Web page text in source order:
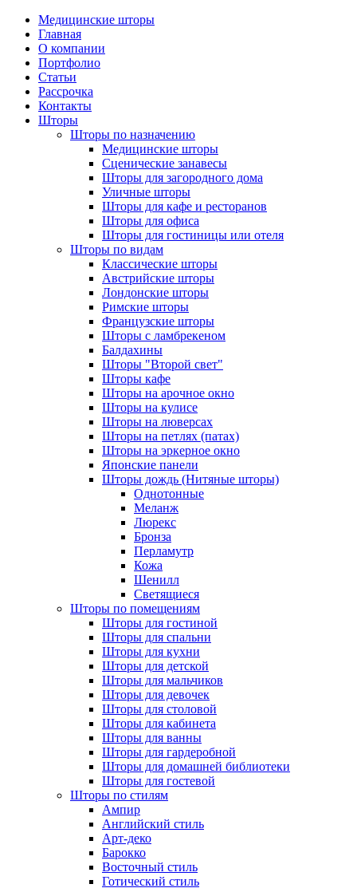
Медицинские шторы
Главная
О компании
Портфолио
Статьи
Рассрочка
Контакты
Шторы
Шторы по назначению
Медицинские шторы
Сценические занавесы
Шторы для загородного дома
Уличные шторы
Шторы для кафе и ресторанов
Шторы для офиса
Шторы для гостиницы или отеля
Шторы по видам
Классические шторы
Австрийские шторы
Лондонские шторы
Римские шторы
Французские шторы
Шторы с ламбрекеном
Балдахины
Шторы "Второй свет"
Шторы кафе
Шторы на арочное окно
Шторы на кулисе
Шторы на люверсах
Шторы на петлях (патах)
Шторы на эркерное окно
Японские панели
Шторы дождь (Нитяные шторы)
Однотонные
Меланж
Люрекс
Бронза
Перламутр
Кожа
Шенилл
Светящиеся
Шторы по помещениям
Шторы для гостиной
Шторы для спальни
Шторы для кухни
Шторы для детской
Шторы для мальчиков
Шторы для девочек
Шторы для столовой
Шторы для кабинета
Шторы для ванны
Шторы для гардеробной
Шторы для домашней библиотеки
Шторы для гостевой
Шторы по стилям
Ампир
Английский стиль
Арт-деко
Барокко
Восточный стиль
Готический стиль